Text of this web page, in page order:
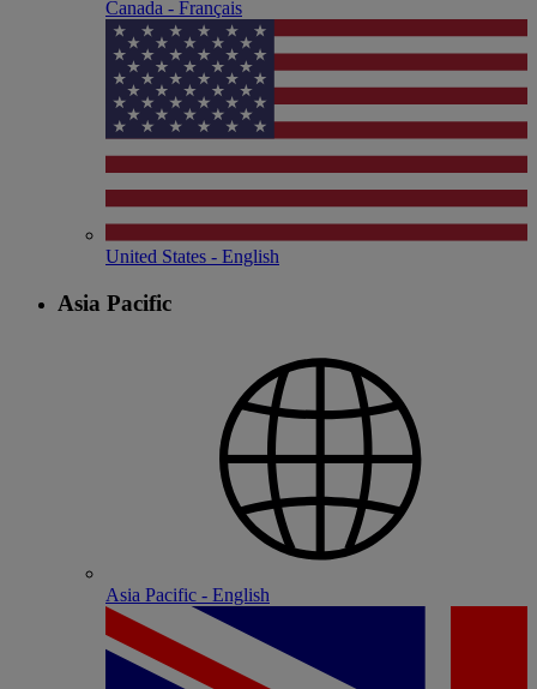
Canada - Français
United States - English
Asia Pacific
Asia Pacific - English